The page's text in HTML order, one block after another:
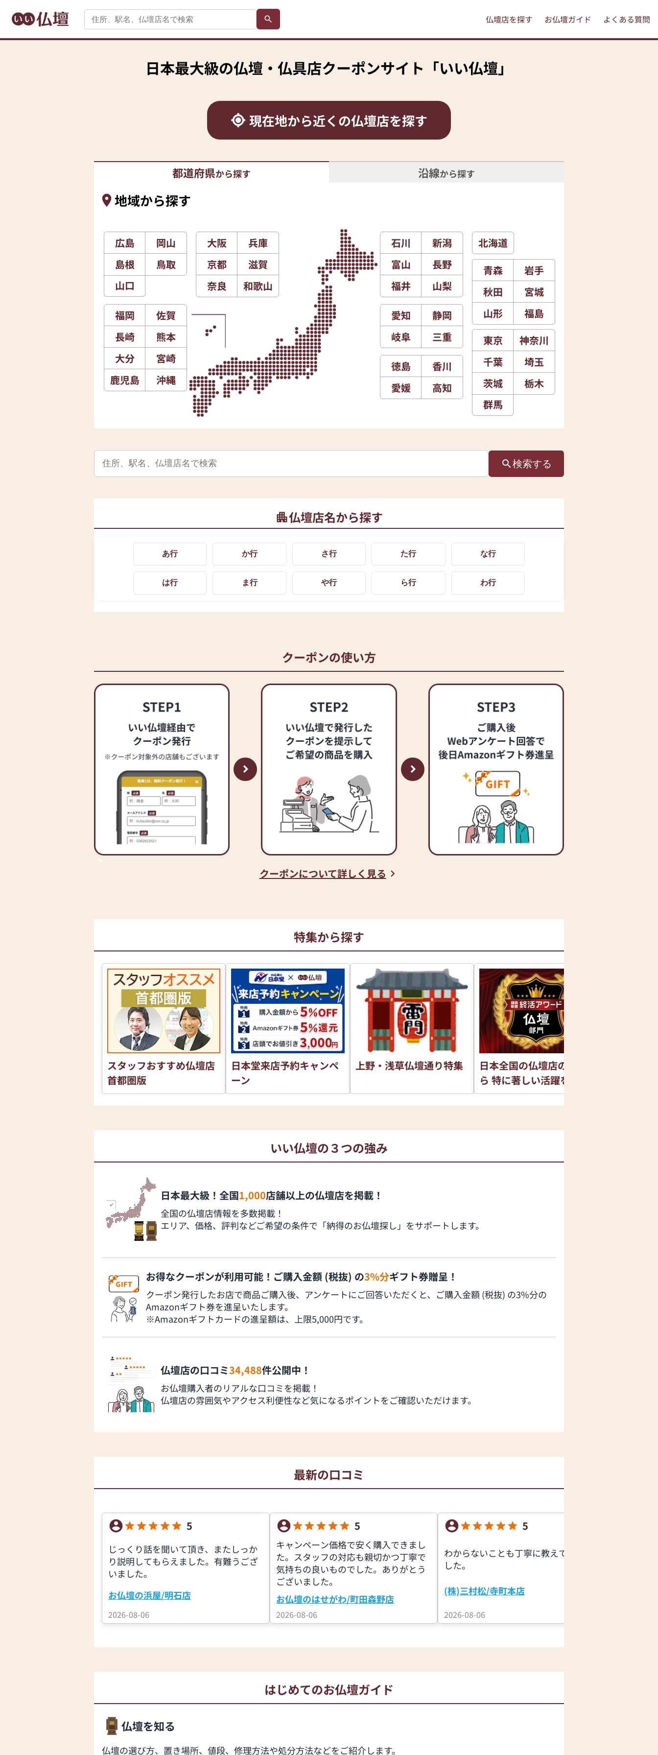
仏壇店を探す お仏壇ガイド よくある質問
日本最大級の仏壇・仏具店クーポンサイト 「いい仏壇」
現在地から近くの仏壇店を探す
都道府県から探す 沿線から探す
地域から探す
北海道
青森
岩手
秋田
宮城
山形
福島
東京
神奈川
千葉
埼玉
茨城
栃木
群馬
石川
新潟
富山
長野
福井
山梨
愛知
静岡
岐阜
三重
徳島
香川
愛媛
高知
大阪
兵庫
京都
滋賀
奈良
和歌山
広島
岡山
島根
鳥取
山口
福岡
佐賀
長崎
熊本
大分
宮崎
鹿児島
沖縄
検索する
仏壇店名から探す
あ行 か行 さ行 た行 な行
は行 ま行 や行 ら行 わ行
クーポンの使い方
クーポンについて詳しく見る
特集から探す
スタッフおすすめ仏壇店
首都圏版
日本堂来店予約キャンペ
ーン
上野・浅草仏壇通り特集
日本全国の仏壇店の中か
ら 特に著しい活躍をした
仏壇店を表彰させていた
だきました
いい仏壇の３つの強み
日本最大級！全国1,000店舗以上の仏壇店を掲載！
全国の仏壇店情報を多数掲載！
エリア、価格、評判などご希望の条件で「納得のお仏壇探し」をサポートします。
お得なクーポンが利用可能！ご購入金額 (税抜) の3%分ギフト券贈呈！
クーポン発行したお店で商品ご購入後、アンケートにご回答いただくと、ご購入金額 (税抜) の3%分の
Amazonギフト券を進呈いたします。
※Amazonギフトカードの進呈額は、上限5,000円です。
仏壇店の口コミ34,488件公開中！
お仏壇購入者のリアルな口コミを掲載！
仏壇店の雰囲気やアクセス利便性など気になるポイントをご確認いただけます。
最新の口コミ
5
じっくり話を聞いて頂き、またしっか
り説明してもらえました。有難うござ
いました。
お仏壇の浜屋/明石店
2026-08-06
5
キャンペーン価格で安く購入できまし
た。スタッフの対応も親切かつ丁寧で
気持ちの良いものでした。ありがとう
ございました。
お仏壇のはせがわ/町田森野店
2026-08-06
5
わからないことも丁寧に教えて頂きま
した。
(株)三村松/寺町本店
2026-08-06
はじめてのお仏壇ガイド
仏壇を知る
仏壇の選び方、置き場所、値段、修理方法や処分方法などをご紹介します。